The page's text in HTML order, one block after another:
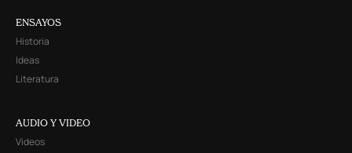
ENSAYOS
Historia
Ideas
Literatura
AUDIO Y VIDEO
Videos